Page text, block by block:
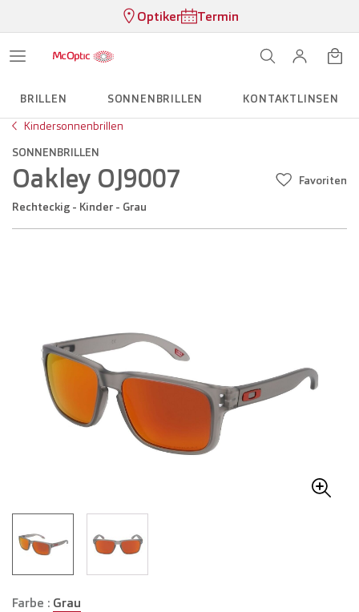
Optiker Termin
BRILLEN SONNENBRILLEN
KONTAKTLINSEN
Kindersonnenbrillen
SONNENBRILLEN
Oakley OJ9007
Rechteckig - Kinder - Grau
Favoriten
Farbe : Grau